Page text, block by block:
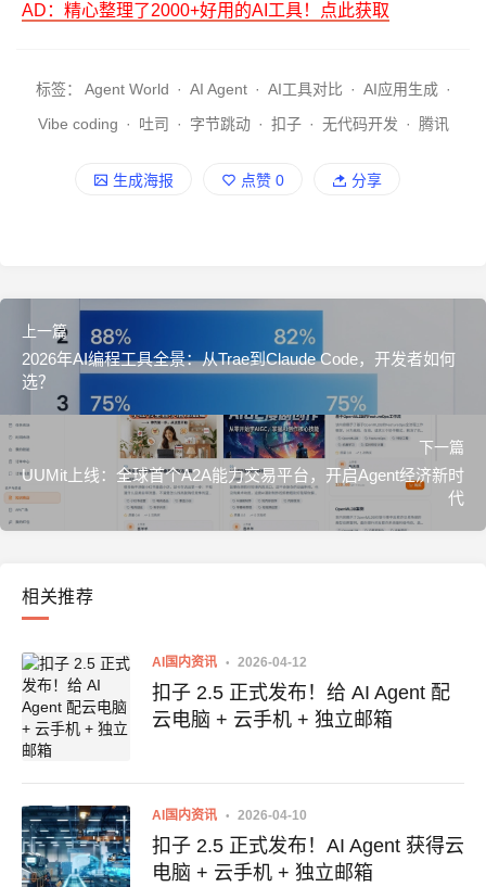
AD：精心整理了2000+好用的AI工具！点此获取
标签： Agent World · AI Agent · AI工具对比 · AI应用生成 ·
Vibe coding · 吐司 · 字节跳动 · 扣子 · 无代码开发 · 腾讯
生成海报 点赞 0 分享
上一篇
2026年AI编程工具全景：从Trae到Claude Code，开发者如何
选？
下一篇
UUMit上线：全球首个A2A能力交易平台，开启Agent经济新时
代
相关推荐
AI国内资讯 2026-04-12
扣子 2.5 正式发布！给 AI Agent 配
云电脑 + 云手机 + 独立邮箱
AI国内资讯 2026-04-10
扣子 2.5 正式发布！AI Agent 获得云
电脑 + 云手机 + 独立邮箱